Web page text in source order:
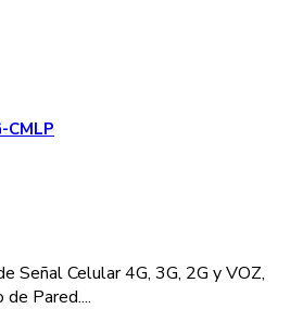
CMLP
Señal Celular 4G, 3G, 2G y VOZ,
Pared....